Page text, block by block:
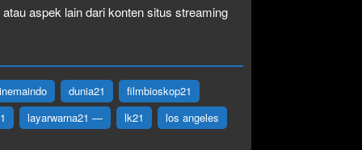
aspek lain dari konten situs streaming
dunia21
filmbioskop21
layarwarna21 — lk21 los angeles